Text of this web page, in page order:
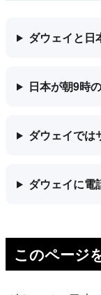
ダウェイと日
日本が朝9時
ダウェイでは
ダウェイに電
このページ